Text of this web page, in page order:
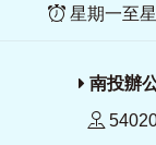
星期一至
南投辦